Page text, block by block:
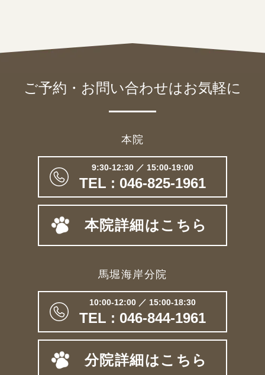
ご予約・お問い合わせはお気軽に
本院
9:30-12:30 ／ 15:00-19:00
TEL : 046-825-1961
本院詳細はこちら
馬堀海岸分院
10:00-12:00 ／ 15:00-18:30
TEL : 046-844-1961
分院詳細はこちら